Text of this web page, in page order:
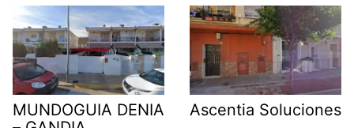
MUNDOGUIA DENIA
Ascentia Soluciones